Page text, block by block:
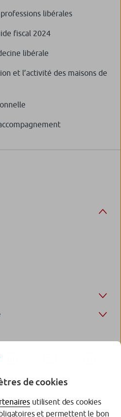
libérales
fiscal 2024
libérale
et l’activité des maisons de
de cookies
utilisent des cookies
et permettent le bon